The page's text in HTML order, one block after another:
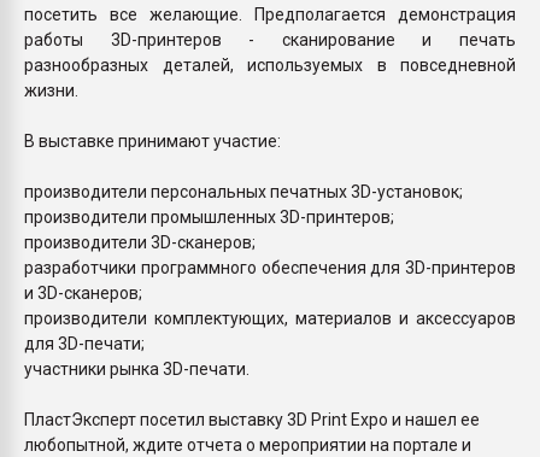
посетить все желающие. Предполагается демонстрация
работы 3D-принтеров - сканирование и печать
разнообразных деталей, используемых в повседневной
жизни.
В выставке принимают участие:
производители персональных печатных 3D-установок;
производители промышленных 3D-принтеров;
производители 3D-сканеров;
разработчики программного обеспечения для 3D-принтеров
и 3D-сканеров;
производители комплектующих, материалов и аксессуаров
для 3D-печати;
участники рынка 3D-печати.
ПластЭксперт посетил выставку3D Print Expo и нашел ее
любопытной, ждите отчета о мероприятии на портале и